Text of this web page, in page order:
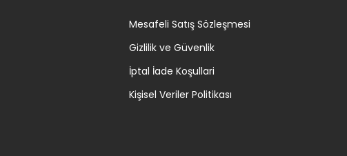
Mesafeli Satış Sözleşmesi
Gizlilik ve Güvenlik
İptal İade Koşullari
Kişisel Veriler Politikası